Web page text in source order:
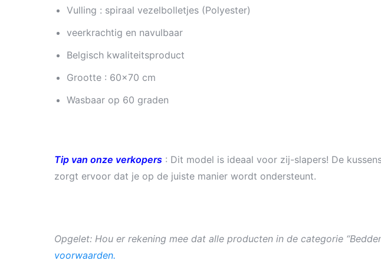
Vulling : spiraal vezelbolletjes (Polyester)
veerkrachtig en navulbaar
Belgisch kwaliteitsproduct
Grootte : 60×70 cm
Wasbaar op 60 graden
Tip van onze verkopers : Dit model is ideaal voor zij-slapers! De
zorgt ervoor dat je op de juiste manier wordt ondersteunt.
Opgelet: Hou er rekening mee dat alle producten in de categorie
voorwaarden.